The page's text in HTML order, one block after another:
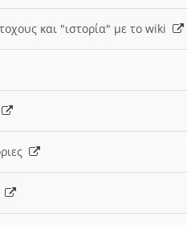
και "ιστορία" με το wiki